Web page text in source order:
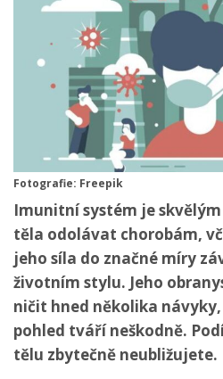
Fotografie: Freepik
Imunitní systém je
těla odolávat chorobám,
jeho síla do značné míry
životním stylu. Jeho
ničit hned několika
pohled tváří neškodně.
tělu zbytečně neubližujete.